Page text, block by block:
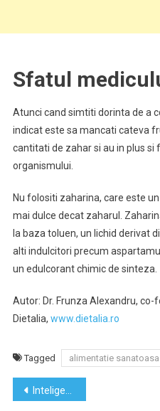
Sfatul
Atunci cand simtiti dorinta de a
indicat este sa mancati cateva
cantitati de zahar si au in plus
organismului.
Nu folositi zaharina, care este
mai dulce decat zaharul.
la baza toluen, un lichid derivat
alti indulcitori precum
un edulcorant chimic de sinteza.
Autor: Dr. Frunza Alexandru,
Dietalia, www.dietalia.ro
Tagged alimentatie sanatoasa
Navigare
Inteligenta emotionala: Constiinta de sine